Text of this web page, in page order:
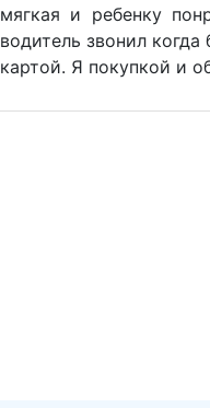
мягкая и ребенку
водитель звонил
картой. Я покупкой и